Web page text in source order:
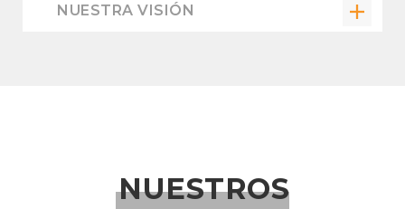
NUESTRA VISIÓN
NUESTROS